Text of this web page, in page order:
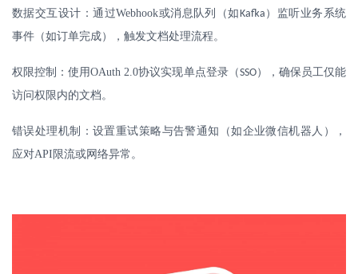
数据交互设计：通过Webhook或消息队列（如Kafka ）监听业务系统
事件（如订单完成），触发文档处理流程。
权限控制：使用OAuth 2.0协议实现单点登录（SSO），确保员工仅能
访问权限内的文档。
错误处理机制：设置重试策略与告警通知（如企业微信机器人），
应对API 限流或网络异常。